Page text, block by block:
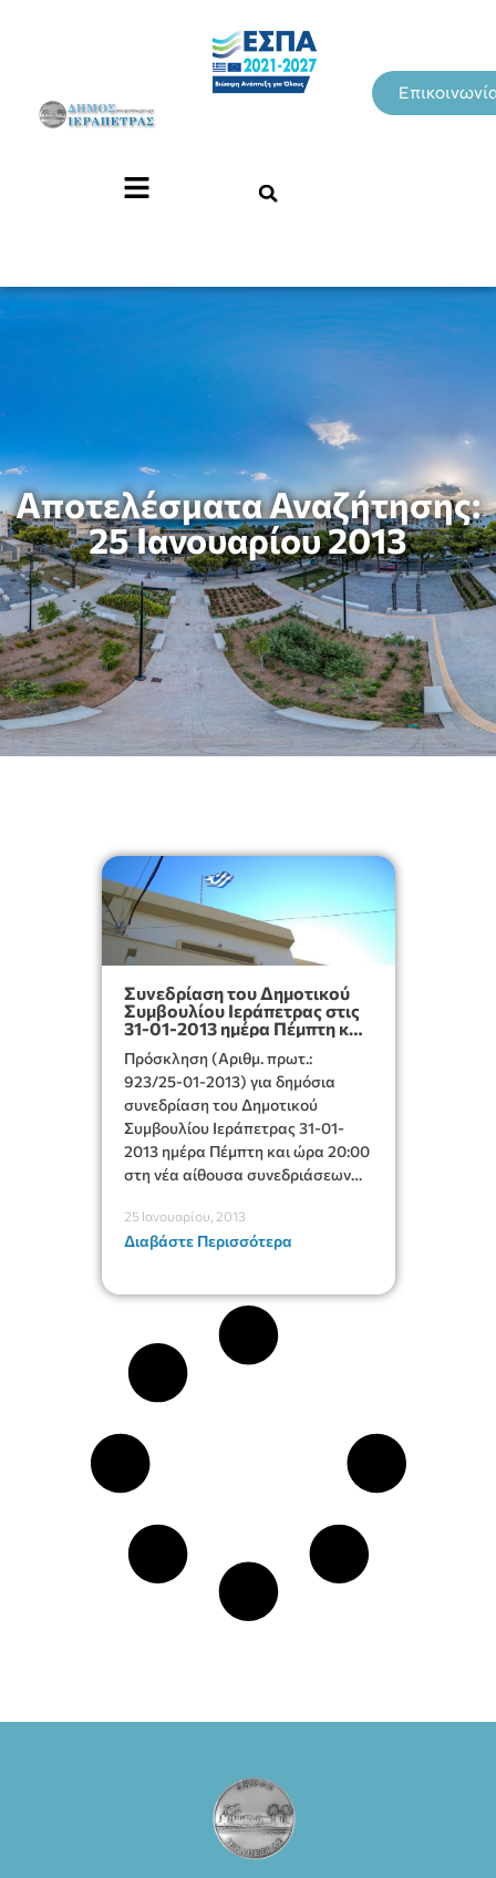
Αποτελέσματα Αναζήτησης:
25 Ιανουαρίου 2013
Συνεδρίαση του Δημοτικού
Συμβουλίου Ιεράπετρας στις
31-01-2013 ημέρα Πέμπτη και
Πρόσκληση (Αριθμ. πρωτ.:
923/25-01-2013) για δημόσια
συνεδρίαση του Δημοτικού
Συμβουλίου Ιεράπετρας 31-01-
2013 ημέρα Πέμπτη και ώρα 20:00
στη νέα αίθουσα συνεδριάσεων
Πίνακας των είκοσι ενός (21)
θεμάτων της ημερήσιας διάταξης.
25 Ιανουαρίου, 2013
Διαβάστε Περισσότερα